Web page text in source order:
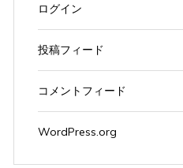
ログイン
投稿フィード
コメントフィード
WordPress.org